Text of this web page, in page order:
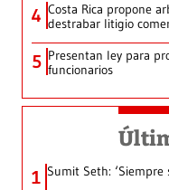
4 Costa Rica propone
destrabar litigio
5 Presentan ley para
funcionarios
1 Sumit Seth: